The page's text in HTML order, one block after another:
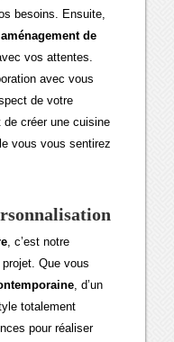
besoins. Ensuite,
de
vos attentes.
avec vous
de votre
créer une cuisine
vous vous sentirez
, c’est notre
Que vous
, d’un
totalement
pour réaliser